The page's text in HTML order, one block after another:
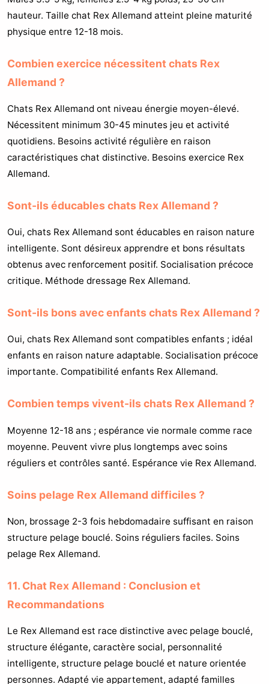
hauteur. Taille chat Rex Allemand atteint pleine maturité
physique entre 12-18 mois.
Combien exercice nécessitent chats Rex
Allemand ?
Chats Rex Allemand ont niveau énergie moyen-élevé.
Nécessitent minimum 30-45 minutes jeu et activité
quotidiens. Besoins activité régulière en raison
caractéristiques chat distinctive. Besoins exercice Rex
Allemand.
Sont-ils éducables chats Rex Allemand ?
Oui, chats Rex Allemand sont éducables en raison nature
intelligente. Sont désireux apprendre et bons résultats
obtenus avec renforcement positif. Socialisation précoce
critique. Méthode dressage Rex Allemand.
Sont-ils bons avec enfants chats Rex Allemand ?
Oui, chats Rex Allemand sont compatibles enfants ; idéal
enfants en raison nature adaptable. Socialisation précoce
importante. Compatibilité enfants Rex Allemand.
Combien temps vivent-ils chats Rex Allemand ?
Moyenne 12-18 ans ; espérance vie normale comme race
moyenne. Peuvent vivre plus longtemps avec soins
réguliers et contrôles santé. Espérance vie Rex Allemand.
Soins pelage Rex Allemand difficiles ?
Non, brossage 2-3 fois hebdomadaire suffisant en raison
structure pelage bouclé. Soins réguliers faciles. Soins
pelage Rex Allemand.
11. Chat Rex Allemand : Conclusion et
Recommandations
Le Rex Allemand est race distinctive avec pelage bouclé,
structure élégante, caractère social, personnalité
intelligente, structure pelage bouclé et nature orientée
personnes. Adapté vie appartement, adapté familles